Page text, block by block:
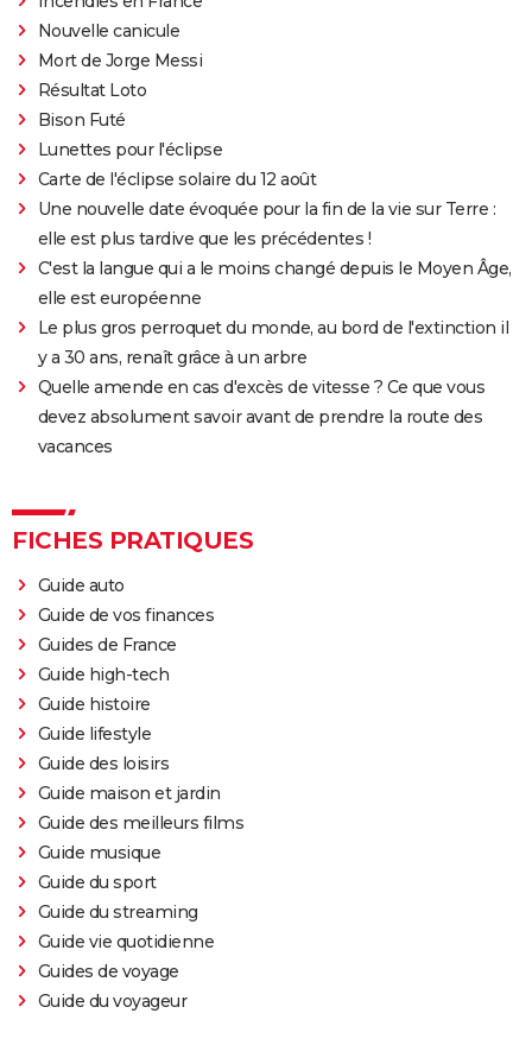
l'écran ?
Qu'est-ce qu'on a fait au Bon Dieu 3 : une suite est-
elle prévue ?
Fratè
Les Tuche 4 : la mort de Michel Blanc a été "terrible"
pour Jean-Paul Rouve
En même temps
Les Aventures de Rabbi Jacob
L'Origine du monde
OSS 117 3 : que disent les critiques sur le film ?
Monty Python, Sacré Graal
The French Dispatch : faut-il voir le dernier Wes
Anderson ? Critiques
Gaston Lagaffe : intrigue, avis, streaming... Tout sur
l'adaptation de la BD culte
Nouvelle canicule
Mort de Jorge Messi
Résultat Loto
Bison Futé
Lunettes pour l'éclipse
Carte de l'éclipse solaire du 12 août
Une nouvelle date évoquée pour la fin de la vie sur Terre :
elle est plus tardive que les précédentes !
C'est la langue qui a le moins changé depuis le Moyen Âge,
elle est européenne
Le plus gros perroquet du monde, au bord de l'extinction il
y a 30 ans, renaît grâce à un arbre
Quelle amende en cas d'excès de vitesse ? Ce que vous
devez absolument savoir avant de prendre la route des
vacances
FICHES PRATIQUES
Guide auto
Guide de vos finances
Guides de France
Guide high-tech
Guide histoire
Guide lifestyle
Guide des loisirs
Guide maison et jardin
Guide des meilleurs films
Guide musique
Guide du sport
Guide du streaming
Guide vie quotidienne
Guides de voyage
Guide du voyageur